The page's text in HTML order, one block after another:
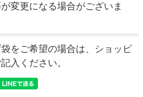
変更になる場合がございま
をご希望の場合は、ショッピ
入ください。